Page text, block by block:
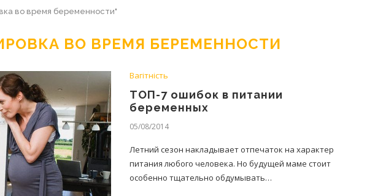
во время беременности"
ВО ВРЕМЯ БЕРЕМЕННОСТИ
Вагітність
ТОП-7 ошибок в питании
беременных
05/08/2014
Летний сезон накладывает отпечаток на характер
питания любого человека. Но будущей маме стоит
особенно тщательно обдумывать…